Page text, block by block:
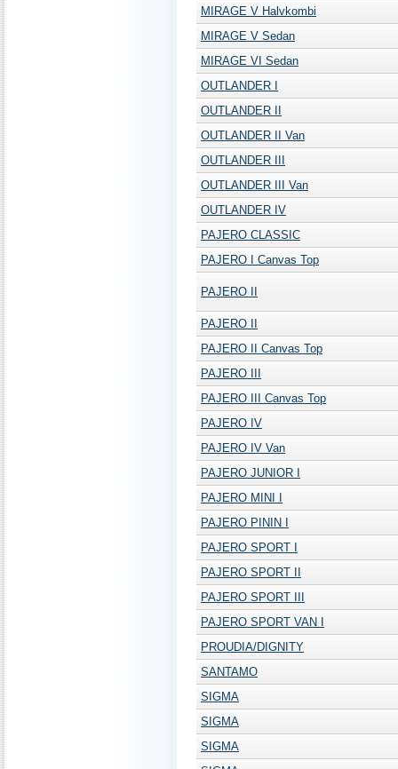
MIRAGE V Halvkombi
MIRAGE V Sedan
MIRAGE VI Sedan
OUTLANDER I
OUTLANDER II
OUTLANDER II Van
OUTLANDER III
OUTLANDER III Van
OUTLANDER IV
PAJERO CLASSIC
PAJERO I Canvas Top
PAJERO II
PAJERO II
PAJERO II Canvas Top
PAJERO III
PAJERO III Canvas Top
PAJERO IV
PAJERO IV Van
PAJERO JUNIOR I
PAJERO MINI I
PAJERO PININ I
PAJERO SPORT I
PAJERO SPORT II
PAJERO SPORT III
PAJERO SPORT VAN I
PROUDIA/DIGNITY
SANTAMO
SIGMA
SIGMA
SIGMA